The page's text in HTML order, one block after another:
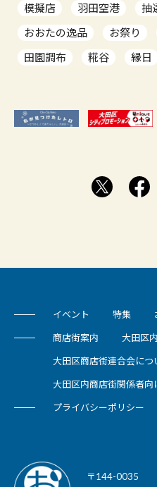
模擬店
羽田空港 抽
おおたの逸品
お祭り
田園調布
糀谷 縁日
イベント 特集
商店街案内 大田区
大田区商店街連合会につ
大田区内商店街関係者向
プライバシーポリシー
〒144-0035